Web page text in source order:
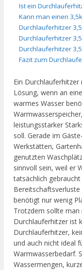
Ist ein
Kann man einen
Durchlauferhitzer
Durchlauferhitzer
Durchlauferhitzer
Fazit zum
Ein
Lösung, wenn an
warmes Wasser
leistungsstarker
soll. Gerade im
Werkstätten,
genutzten
sinnvoll sein, weil er
tatsächlich
benötigt nur wenig
Trotzdem sollte man
Durchlauferhitzer ist
Durchlauferhitzer,
und auch nicht ideal
Warmwasserbedarf.
Wassermengen,